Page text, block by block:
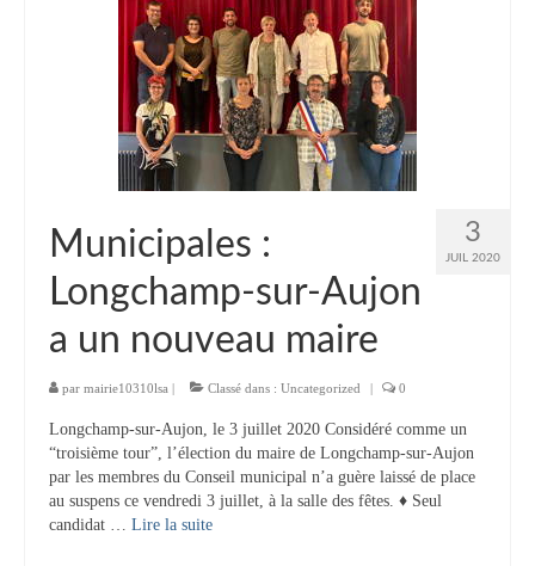
Contacter votre mairie
Informations légales
3
JUIL 2020
Municipales :
Longchamp-sur-Aujon
a un nouveau maire
par mairie10310lsa Classé dans : Uncategorized 0
Longchamp-sur-Aujon, le 3 juillet 2020 Considéré comme un
“troisième tour”, l’élection du maire de Longchamp-sur-Aujon
par les membres du Conseil municipal n’a guère laissé de place
au suspens ce vendredi 3 juillet, à la salle des fêtes. ♦ Seul
candidat … Lire la suite­­